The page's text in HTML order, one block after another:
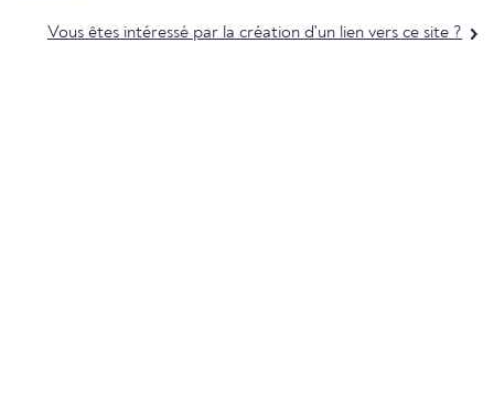
Vous êtes intéressé par la création d'un lien vers ce site ?